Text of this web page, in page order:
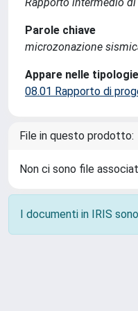
Parole chiave
microzonazione
Appare nelle
08.01 Rapporto di
File in questo prodotto:
Non ci sono file
I documenti in IRIS